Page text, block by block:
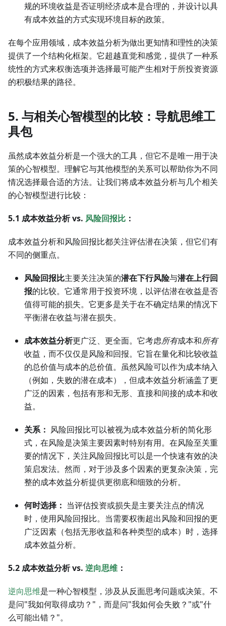
规的环境收益是否证明经济成本是合理的，并设计以具
有成本效益的方式实现环境目标的政策。
在每个应用领域，成本效益分析为做出更知情和理性的决策
提供了一个结构化框架。它超越直觉和感觉，提供了一种系
统性的方式来权衡选项并选择最可能产生相对于所投资资源
的积极结果的路径。
5. 与相关心智模型的比较：导航思维工
具包
虽然成本效益分析是一个强大的工具，但它不是唯一用于决
策的心智模型。理解它与其他模型的关系可以帮助你为不同
情况选择最合适的方法。让我们将成本效益分析与几个相关
的心智模型进行比较：
5.1 成本效益分析 vs. 风险回报比 ：
成本效益分析和风险回报比都关注评估潜在决策，但它们有
不同的侧重点。
风险回报比主要关注决策的潜在下行风险与潜在上行回
报的比较。它通常用于投资环境，以评估潜在收益是否
值得可能的损失。它更多是关于在不确定结果的情况下
平衡潜在收益与潜在损失。
成本效益分析更广泛、更全面。它考虑所有成本和所有
收益，而不仅仅是风险和回报。它旨在量化和比较收益
的总价值与成本的总价值。虽然风险可以作为成本纳入
（例如，失败的潜在成本），但成本效益分析涵盖了更
广泛的因素，包括有形和无形、直接和间接的成本和收
益。
关系： 风险回报比可以被视为成本效益分析的简化形
式，在风险是决策主要因素时特别有用。在风险至关重
要的情况下，关注风险回报比可以是一个快速有效的决
策启发法。然而，对于涉及多个因素的更复杂决策，完
整的成本效益分析提供更彻底和细致的分析。
何时选择： 当评估投资或损失是主要关注点的情况
时，使用风险回报比。当需要权衡超出风险和回报的更
广泛因素（包括无形收益和各种类型的成本）时，选择
成本效益分析。
5.2 成本效益分析 vs. 逆向思维 ：
逆向思维是一种心智模型，涉及从反面思考问题或决策。不
是问"我如何取得成功？"，而是问"我如何会失败？"或"什
么可能出错？"。